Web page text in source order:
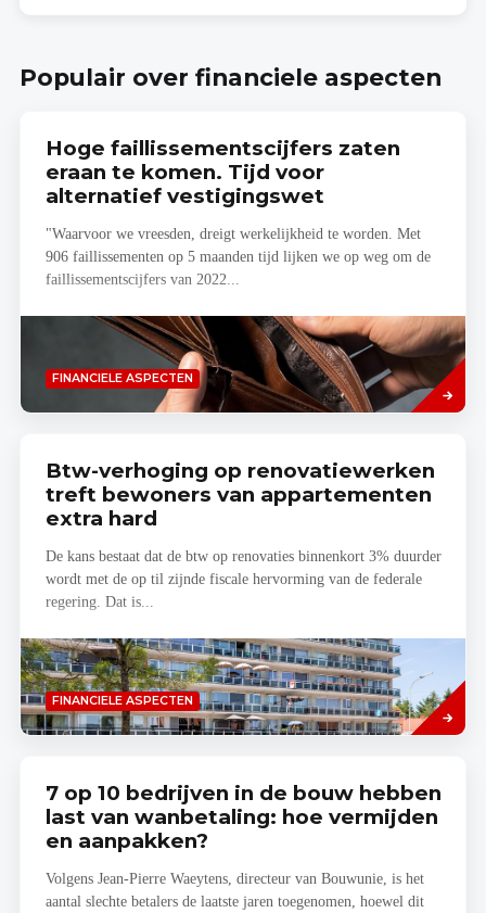
Populair over financiele aspecten
Hoge faillissementscijfers zaten
eraan te komen. Tijd voor
alternatief vestigingswet
"Waarvoor we vreesden, dreigt werkelijkheid te worden. Met
906 faillissementen op 5 maanden tijd lijken we op weg om de
faillissementscijfers van 2022...
FINANCIELE ASPECTEN
Lees
meer
Btw-verhoging op renovatiewerken
treft bewoners van appartementen
extra hard
De kans bestaat dat de btw op renovaties binnenkort 3% duurder
wordt met de op til zijnde fiscale hervorming van de federale
regering. Dat is...
FINANCIELE ASPECTEN
Lees
meer
7 op 10 bedrijven in de bouw hebben
last van wanbetaling: hoe vermijden
en aanpakken?
Volgens Jean-Pierre Waeytens, directeur van Bouwunie, is het
aantal slechte betalers de laatste jaren toegenomen, hoewel dit